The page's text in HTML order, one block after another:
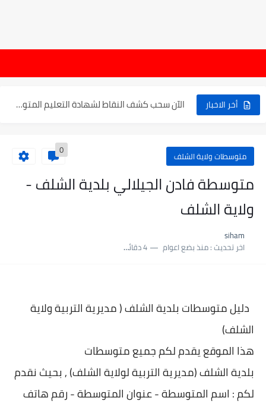
أخر الاخبار
الإعلان عن نتائج بكالوريا 2025 في الجزائر يوم 20...
الآن سحب كشف النقاط لشهادة التعليم المتوسط 2025
حساب معدل شهادة التعليم المتوسط بيام 2025
متوسطات ولاية الشلف 0
متوسطة فادن الجيلالي بلدية الشلف -
ولاية الشلف
siham
اخر تحديث :منذ بضع اعوام 4 دقائق للقراءة
دليل متوسطات بلديةالشلف ( مديرية التربية ولاية
الشلف)
هذا الموقع يقدم لكم جميع متوسطات
بلديةالشلف (مديرية التربية لولاية الشلف) , بحيث نقدم
لكم : اسم المتوسطة - عنوان المتوسطة - رقم هاتف